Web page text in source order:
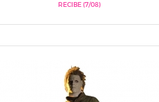
RECIBE (7/08)